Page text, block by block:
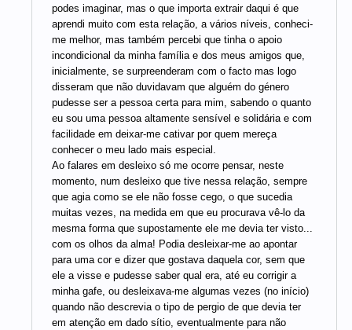
podes imaginar, mas o que importa extrair daqui é que
aprendi muito com esta relação, a vários níveis, conheci-
me melhor, mas também percebi que tinha o apoio
incondicional da minha família e dos meus amigos que,
inicialmente, se surpreenderam com o facto mas logo
disseram que não duvidavam que alguém do género
pudesse ser a pessoa certa para mim, sabendo o quanto
eu sou uma pessoa altamente sensível e solidária e com
facilidade em deixar-me cativar por quem mereça
conhecer o meu lado mais especial.
Ao falares em desleixo só me ocorre pensar, neste
momento, num desleixo que tive nessa relação, sempre
que agia como se ele não fosse cego, o que sucedia
muitas vezes, na medida em que eu procurava vê-lo da
mesma forma que supostamente ele me devia ter visto...
com os olhos da alma! Podia desleixar-me ao apontar
para uma cor e dizer que gostava daquela cor, sem que
ele a visse e pudesse saber qual era, até eu corrigir a
minha gafe, ou desleixava-me algumas vezes (no início)
quando não descrevia o tipo de pergio de que devia ter
em atenção em dado sítio, eventualmente para não